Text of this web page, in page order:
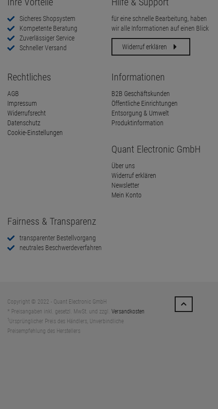
Sicheres Shopsystem
Kompetente Beratung
Zuverlässiger Service
Schneller Versand
für eine schnelle Bearbeitung, haben
wir alle Informationen auf einen Blick
Widerruf erklären
Rechtliches
AGB
Impressum
Widerrufsrecht
Datenschutz
Cookie-Einstellungen
Informationen
B2B Geschäftskunden
Öffentliche Einrichtungen
Entsorgung & Umwelt
Produktinformation
Quant Electronic GmbH
Über uns
Widerruf erklären
Newsletter
Mein Konto
Fairness & Transparenz
transparenter Bestellvorgang
neutrales Beschwerdeverfahren
Copyright © 2022 - Quant Electronic GmbH
* Preisangaben inkl. gesetzl. MwSt. und zzgl. Versandkosten
Ursprünglicher Preis des Händlers, Unverbindliche
Preisempfehlung des Herstellers